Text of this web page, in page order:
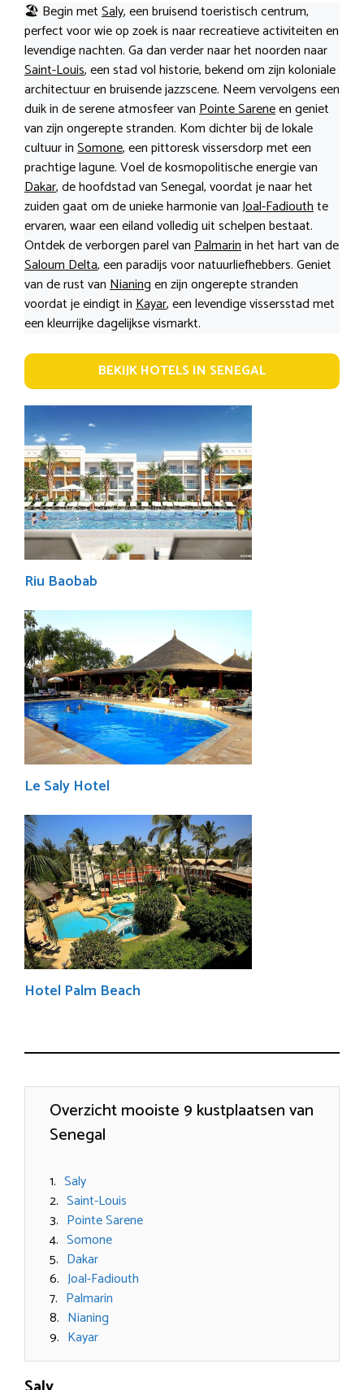
🏖️ Begin metSaly, een bruisend toeristisch centrum,
perfect voor wie op zoek is naar recreatieve activiteiten en
levendige nachten. Ga dan verder naar het noorden naar
Saint-Louis, een stad vol historie, bekend om zijn koloniale
architectuur en bruisende jazzscene. Neem vervolgens een
duik in de serene atmosfeer vanPointe Sareneen geniet
van zijn ongerepte stranden. Kom dichter bij de lokale
cultuur inSomone, een pittoresk vissersdorp met een
prachtige lagune. Voel de kosmopolitische energie van
Dakar, de hoofdstad van Senegal, voordat je naar het
zuiden gaat om de unieke harmonie vanJoal-Fadiouthte
ervaren, waar een eiland volledig uit schelpen bestaat.
Ontdek de verborgen parel vanPalmarinin het hart van de
Saloum Delta, een paradijs voor natuurliefhebbers. Geniet
van de rust vanNianingen zijn ongerepte stranden
voordat je eindigt inKayar, een levendige vissersstad met
een kleurrijke dagelijkse vismarkt.
BEKIJK HOTELS IN SENEGAL
Riu Baobab
Le Saly Hotel
Hotel Palm Beach
Overzicht mooiste 9 kustplaatsen van
Senegal
Saly
Saint-Louis
Pointe Sarene
Somone
Dakar
Joal-Fadiouth
Palmarin
Nianing
Kayar